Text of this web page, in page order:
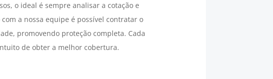
o ideal é sempre analisar a cotação e
com a nossa equipe é possível contratar o
promovendo proteção completa. Cada
de obter a melhor cobertura.